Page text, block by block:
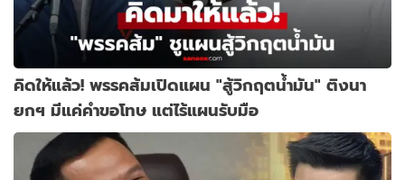
คิดให้แล้ว! พรรคส้มเปิดแผน "สู้วิกฤตน้ำมัน" ติงนา
ยกฯ มีแค่คำขอโทษ แต่ไร้แผนรับมือ